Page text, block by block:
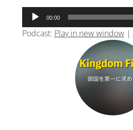
声
プ
00:00
Podcast: Play in new window|